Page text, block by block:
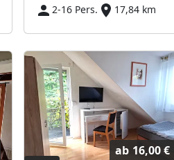
2-16 Pers.
17,84 km
ab 16,00 €